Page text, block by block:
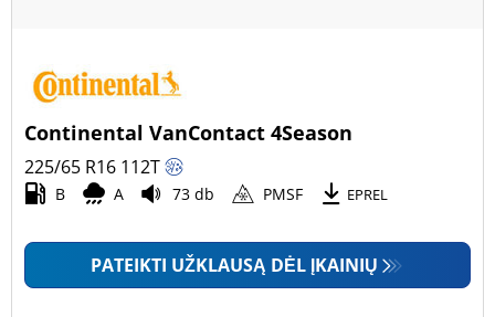
Continental VanContact 4Season
225/65 R16 112T
B A 73 db PMSF EPREL
PATEIKTI UŽKLAUSĄ DĖL ĮKAINIŲ